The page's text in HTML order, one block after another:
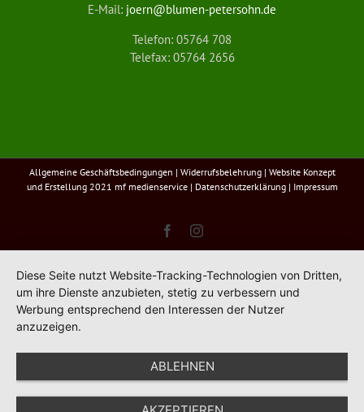
E-Mail: joern@blumen-petersohn.de
Telefon: 05764 708
Telefax: 05764 2656
Allgemeine Geschäftsbedingungen | Widerrufsbelehrung| Website Konzept
und Erstellung 2021 mf medienservice| Datenschutzerklärung| Impressum
FacebookInstagram
Diese Seite nutzt Website-Tracking-Technologien von Dritten,
um ihre Dienste anzubieten, stetig zu verbessern und
Werbung entsprechend den Interessen der Nutzer
anzuzeigen.
ABLEHNEN